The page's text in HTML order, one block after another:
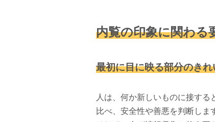
内覧の印象に関わる
最初に目に映る部分のきれ
人は、何か新しいものに接す
比べ、安全性や善悪を判断しま